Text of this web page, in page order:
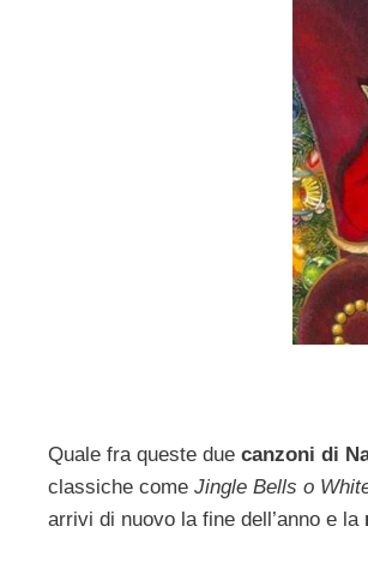
Quale fra queste due canzoni di
classiche come Jingle Bells o
arrivi di nuovo la fine dell’anno e la